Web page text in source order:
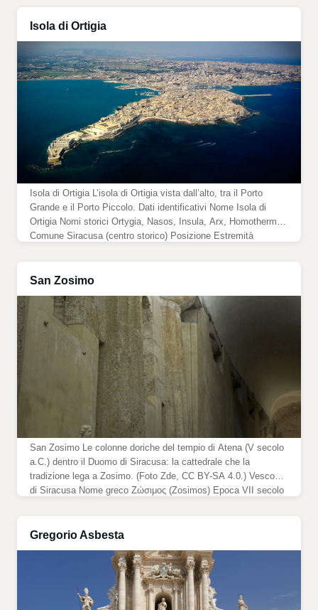
Dimensioni 408 […]
Isola di Ortigia
Isola di Ortigia L’isola di Ortigia vista dall’alto, tra il Porto
Grande e il Porto Piccolo. Dati identificativi Nome Isola di
Ortigia Nomi storici Ortygia, Nasos, Insula, Arx, Homothermon
Comune Siracusa (centro storico) Posizione Estremità
San Zosimo
San Zosimo Le colonne doriche del tempio di Atena (V secolo
a.C.) dentro il Duomo di Siracusa: la cattedrale che la
tradizione lega a Zosimo. (Foto Zde, CC BY-SA 4.0.) Vescovo
di Siracusa Nome greco Ζώσιμος (Zosimos) Epoca VII secolo
Gregorio Asbesta